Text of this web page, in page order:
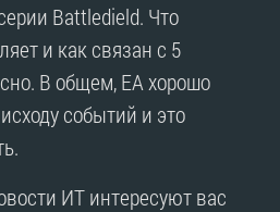
Battledield. Что
и как связан с 5
В общем, EA хорошо
событий и это
ИТ интересуют вас